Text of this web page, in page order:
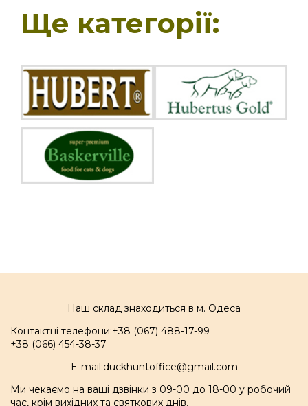
Ще категорії:
Наш склад знаходиться в м. Одеса
Контактні телефони:+38 (067) 488-17-99
+38 (066) 454-38-37
E-mail:duckhuntoffice@gmail.com
Ми чекаємо на ваші дзвінки з 09-00 до 18-00 у робочий
час, крім вихідних та святкових днів.